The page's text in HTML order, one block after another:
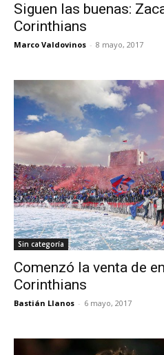
Siguen las buenas:
Corinthians
Marco Valdovinos - 8 mayo, 2017
Sin categoría
Comenzó la venta de
Corinthians
Bastián Llanos - 6 mayo, 2017